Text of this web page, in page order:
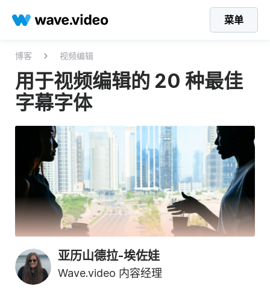
菜单
博客 视频编辑
用于视频编辑的 20 种最佳
字幕字体
亚历山德拉-埃佐娃
Wave.video 内容经理